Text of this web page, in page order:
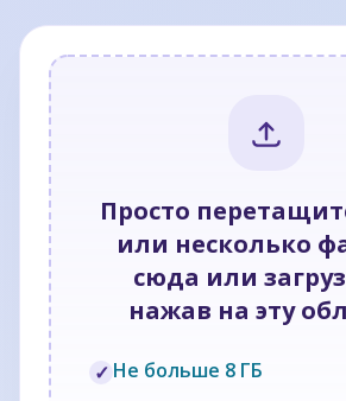
Просто
или несколько
сюда или
нажав на эту
✓ Не больше 8 ГБ